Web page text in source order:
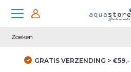
GRATIS VERZENDING >